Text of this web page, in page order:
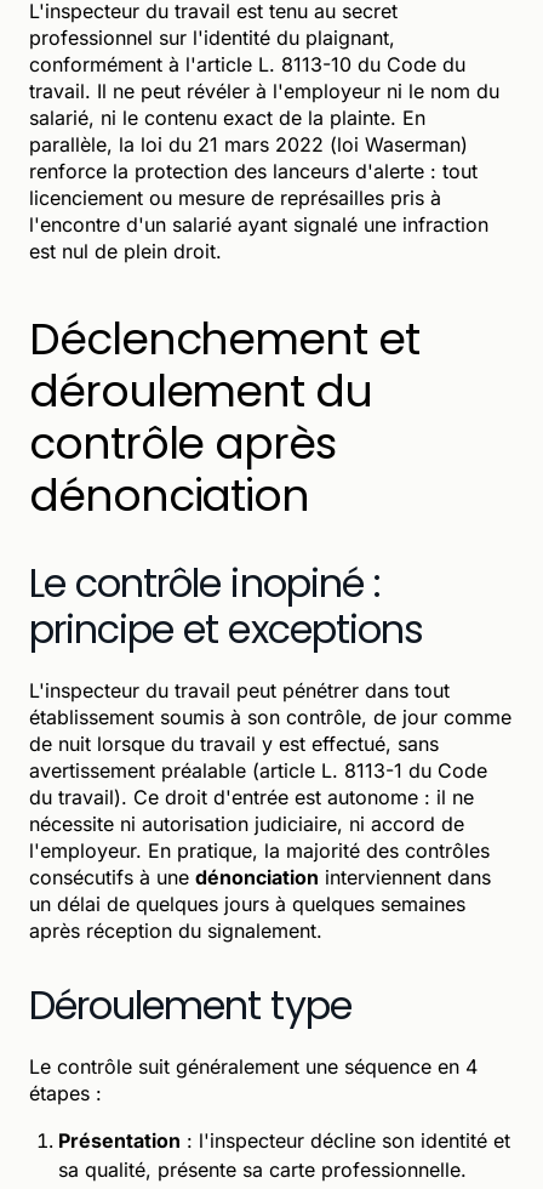
L'inspecteur du travail est tenu au secret
professionnel sur l'identité du plaignant,
conformément à l'article L. 8113-10 du Code du
travail. Il ne peut révéler à l'employeur ni le nom du
salarié, ni le contenu exact de la plainte. En
parallèle, la loi du 21 mars 2022 (loi Waserman)
renforce la protection des lanceurs d'alerte : tout
licenciement ou mesure de représailles pris à
l'encontre d'un salarié ayant signalé une infraction
est nul de plein droit.
Déclenchement et
déroulement du
contrôle après
dénonciation
Le contrôle inopiné :
principe et exceptions
L'inspecteur du travail peut pénétrer dans tout
établissement soumis à son contrôle, de jour comme
de nuit lorsque du travail y est effectué, sans
avertissement préalable (article L. 8113-1 du Code
du travail). Ce droit d'entrée est autonome : il ne
nécessite ni autorisation judiciaire, ni accord de
l'employeur. En pratique, la majorité des contrôles
consécutifs à une dénonciation interviennent dans
un délai de quelques jours à quelques semaines
après réception du signalement.
Déroulement type
Le contrôle suit généralement une séquence en 4
étapes :
Présentation : l'inspecteur décline son identité et
sa qualité, présente sa carte professionnelle.